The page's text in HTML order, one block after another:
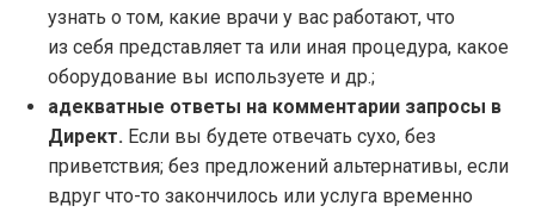
узнать о том, какие врачи у вас работают, что
из себя представляет та или иная процедура, какое
оборудование вы используете и др.;
адекватные ответы на комментарии запросы в
Директ. Если вы будете отвечать сухо, без
приветствия; без предложений альтернативы, если
вдруг что-то закончилось или услуга временно